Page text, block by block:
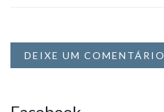
DEIXE UM COMENTÁRIO